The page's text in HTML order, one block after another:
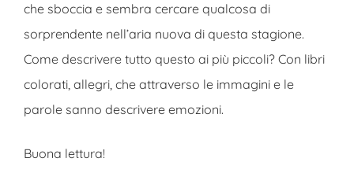
che sboccia e sembra cercare qualcosa di
sorprendente nell’aria nuova di questa stagione.
Come descrivere tutto questo ai più piccoli? Con libri
colorati, allegri, che attraverso le immagini e le
parole sanno descrivere emozioni.
Buona lettura!